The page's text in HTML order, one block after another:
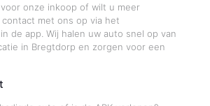
onze inkoop of wilt u meer
contact met ons op via het
de app. Wij halen uw auto snel op van
in Bregtdorp en zorgen voor een